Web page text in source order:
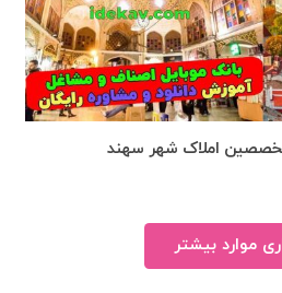
املاک شهر سهند
موارد بیشتر